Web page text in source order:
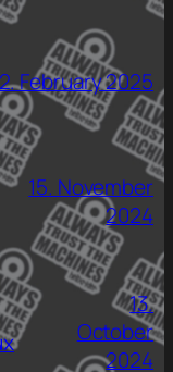
February 2025
15. November
2024
13.
October
2024